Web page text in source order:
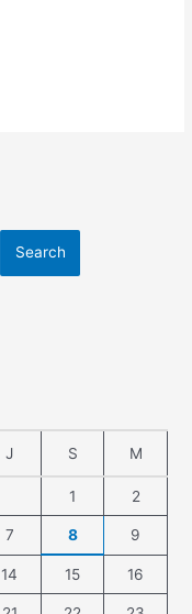
Search
J S M
1 2
7 8 9
14 15 16